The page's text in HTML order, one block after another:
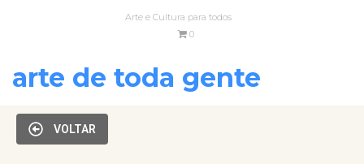
Arte e Cultura para todos
0
arte de toda gente
VOLTAR